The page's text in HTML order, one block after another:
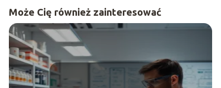
Może Cię również zainteresować